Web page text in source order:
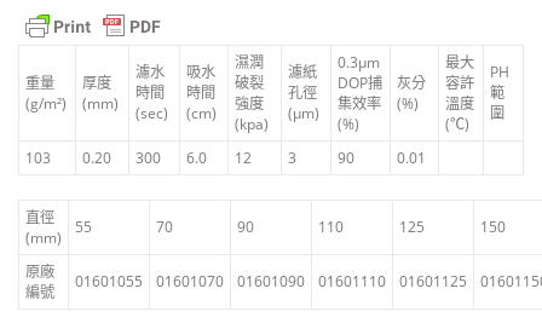
重量
(g/m²)
厚度
(mm)
濾水
時間
(sec)
吸水
時間
(cm)
濕潤
破裂
強度
(kpa)
濾紙
孔徑
(μm)
0.3μm
DOP捕
集效率
(%)
灰分
(%)
最大
容許
溫度
(℃)
PH
範
圍
103 0.20 300 6.0 12 3 90 0.01
直徑
(mm)
55 70 90 110 125 150
原廠
編號
01601055 01601070 01601090 01601110 01601125